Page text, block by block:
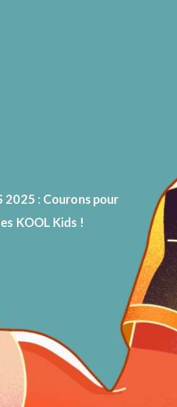
2025 : Courons pour
KOOL Kids !